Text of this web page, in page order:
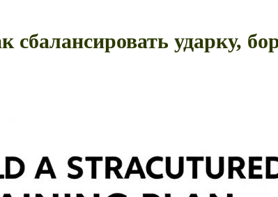
ударку,